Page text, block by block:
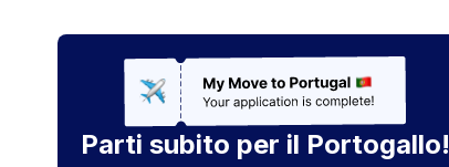
Parti subito per il Portogallo!